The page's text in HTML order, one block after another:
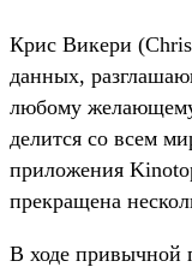
Крис Викери
данных,
любому
делится со всем
приложения
прекращена
В ходе привычной